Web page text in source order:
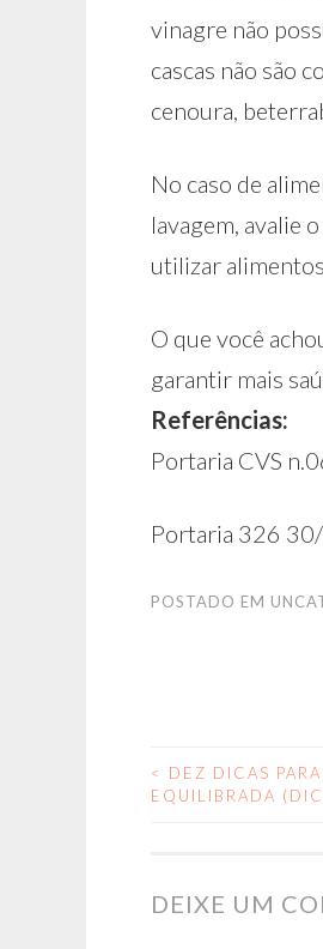
vinagre não
cascas não são
cenoura,
No caso de
lavagem, avalie
utilizar
O que você
garantir mais
Referências:
Portaria CVS
Portaria 326
POSTADO EM
POSTS
<
DEZ DICAS
EQUILIBRADA
DEIXE UM